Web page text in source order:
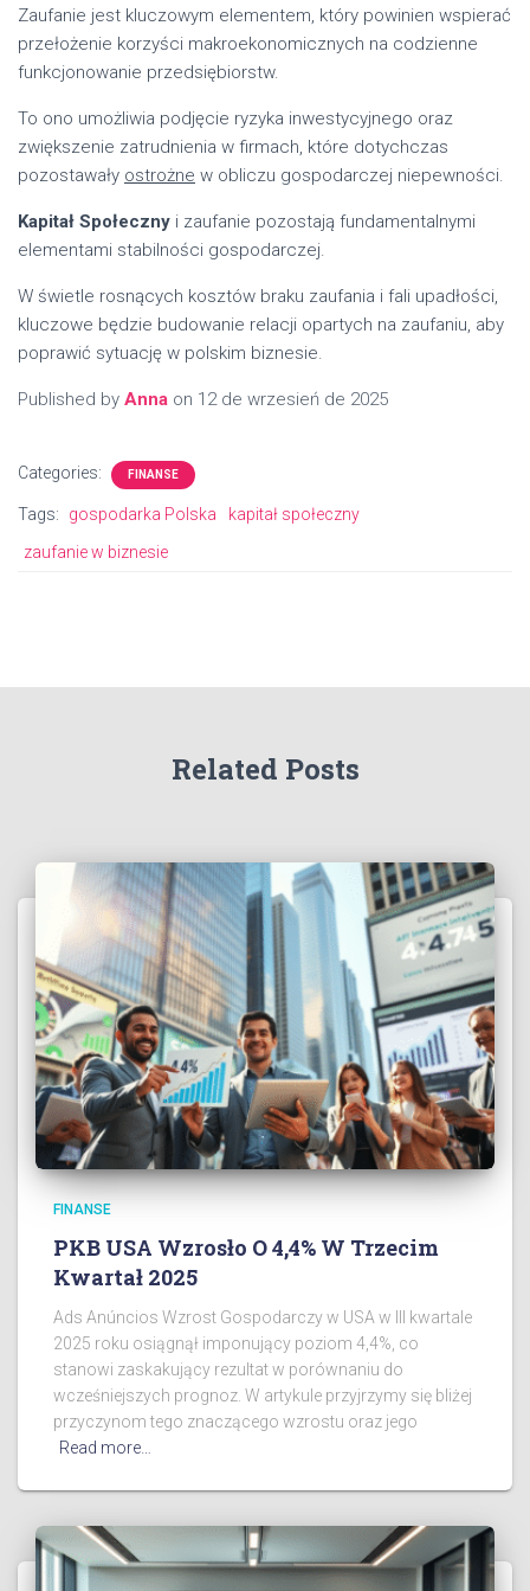
Zaufanie jest kluczowym elementem, który powinien wspierać
przełożenie korzyści makroekonomicznych na codzienne
funkcjonowanie przedsiębiorstw.
To ono umożliwia podjęcie ryzyka inwestycyjnego oraz
zwiększenie zatrudnienia w firmach, które dotychczas
pozostawały ostrożne w obliczu gospodarczej niepewności.
Kapitał Społeczny i zaufanie pozostają fundamentalnymi
elementami stabilności gospodarczej.
W świetle rosnących kosztów braku zaufania i fali upadłości,
kluczowe będzie budowanie relacji opartych na zaufaniu, aby
poprawić sytuację w polskim biznesie.
Published by Anna on 12 de wrzesień de 2025
Categories: FINANSE
Tags: gospodarka Polska
kapitał społeczny
zaufanie w biznesie
Related Posts
FINANSE
PKB USA Wzrosło O 4,4% W Trzecim
Kwartał 2025
Ads Anúncios Wzrost Gospodarczy w USA w III kwartale
2025 roku osiągnął imponujący poziom 4,4%, co
stanowi zaskakujący rezultat w porównaniu do
wcześniejszych prognoz. W artykule przyjrzymy się bliżej
przyczynom tego znaczącego wzrostu oraz jego
Read more…